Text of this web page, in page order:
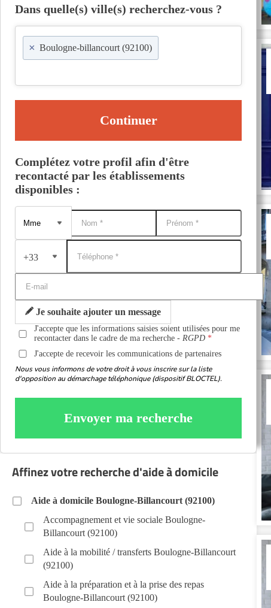
Dans quelle(s) ville(s) recherchez-vous ?
× Boulogne-billancourt (92100)
Continuer
Complétez votre profil afin d'être
recontacté par les établissements
disponibles :
+33
Je souhaite ajouter un message
J'accepte que les informations saisies soient utilisées pour me
recontacter dans le cadre de ma recherche -RGPD
J'accepte de recevoir les communications de partenaires
Nous vous informons de votre droit à vous inscrire sur la liste
d'opposition au démarchage téléphonique (dispositif BLOCTEL).
Envoyer ma recherche
Affinez votre recherche d'aide à domicile
Aide à domicile Boulogne-Billancourt (92100)
Accompagnement et vie sociale Boulogne-
Billancourt (92100)
Aide à la mobilité / transferts Boulogne-Billancourt
(92100)
Aide à la préparation et à la prise des repas
Boulogne-Billancourt (92100)